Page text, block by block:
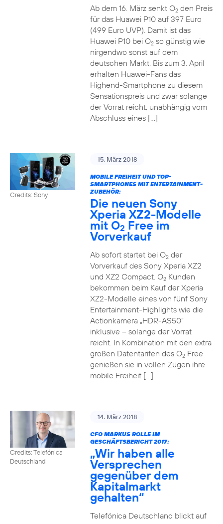
Ab dem 16. März senkt O2den Preis
für das Huawei P10 auf 397 Euro
(499 Euro UVP). Damit ist das
Huawei P10 bei O2so günstig wie
nirgendwo sonst auf dem
deutschen Markt. Bis zum 3. April
erhalten Huawei-Fans das
Highend-Smartphone zu diesem
Sensationspreis und zwar solange
der Vorrat reicht, unabhängig vom
Abschluss eines […]
Credits: Sony
15. März 2018
MOBILE FREIHEIT UND TOP-
SMARTPHONES MIT ENTERTAINMENT-
ZUBEHÖR:
Die neuen Sony
Xperia XZ2-Modelle
mit O2 Free im
Vorverkauf
Ab sofort startet bei O2der
Vorverkauf des Sony Xperia XZ2
und XZ2 Compact. O2Kunden
bekommen beim Kauf der Xperia
XZ2-Modelle eines von fünf Sony
Entertainment-Highlights wie die
Actionkamera „HDR-AS50“
inklusive – solange der Vorrat
reicht. In Kombination mit den extra
großen Datentarifen des O2Free
genießen sie in vollen Zügen ihre
mobile Freiheit […]
Credits: Telefónica
Deutschland
14. März 2018
CFO MARKUS ROLLE IM
GESCHÄFTSBERICHT 2017:
„Wir haben alle
Versprechen
gegenüber dem
Kapitalmarkt
gehalten“
Telefónica Deutschland blickt auf